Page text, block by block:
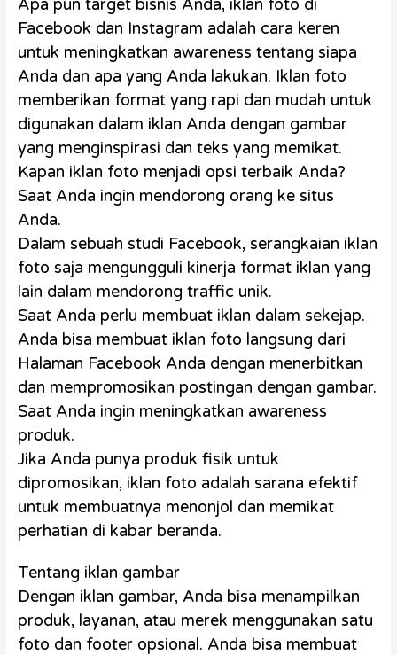
Apa pun target bisnis Anda, iklan foto di
Facebook dan Instagram adalah cara keren
untuk meningkatkan awareness tentang siapa
Anda dan apa yang Anda lakukan. Iklan foto
memberikan format yang rapi dan mudah untuk
digunakan dalam iklan Anda dengan gambar
yang menginspirasi dan teks yang memikat.
Kapan iklan foto menjadi opsi terbaik Anda?
Saat Anda ingin mendorong orang ke situs
Anda.
Dalam sebuah studi Facebook, serangkaian iklan
foto saja mengungguli kinerja format iklan yang
lain dalam mendorong traffic unik.
Saat Anda perlu membuat iklan dalam sekejap.
Anda bisa membuat iklan foto langsung dari
Halaman Facebook Anda dengan menerbitkan
dan mempromosikan postingan dengan gambar.
Saat Anda ingin meningkatkan awareness
produk.
Jika Anda punya produk fisik untuk
dipromosikan, iklan foto adalah sarana efektif
untuk membuatnya menonjol dan memikat
perhatian di kabar beranda.
Tentang iklan gambar
Dengan iklan gambar, Anda bisa menampilkan
produk, layanan, atau merek menggunakan satu
foto dan footer opsional. Anda bisa membuat